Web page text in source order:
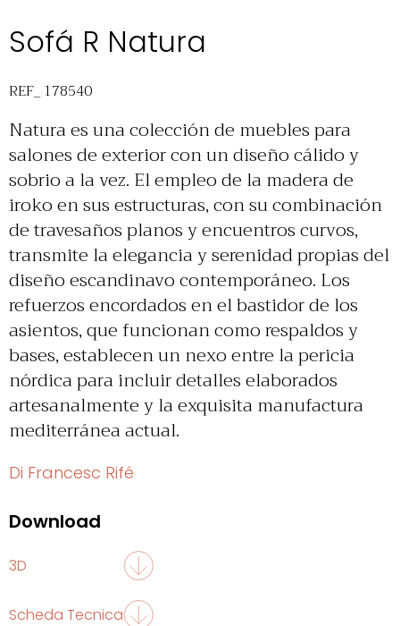
Sofá R Natura
REF_ 178540
Natura es una colección de muebles para
salones de exterior con un diseño cálido y
sobrio a la vez. El empleo de la madera de
iroko en sus estructuras, con su combinación
de travesaños planos y encuentros curvos,
transmite la elegancia y serenidad propias del
diseño escandinavo contemporáneo. Los
refuerzos encordados en el bastidor de los
asientos, que funcionan como respaldos y
bases, establecen un nexo entre la pericia
nórdica para incluir detalles elaborados
artesanalmente y la exquisita manufactura
mediterránea actual.
Di Francesc Rifé
Download
3D
Scheda Tecnica